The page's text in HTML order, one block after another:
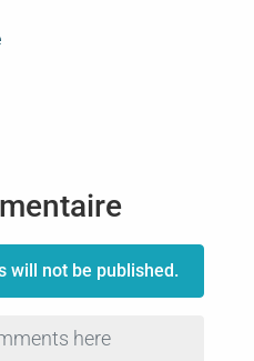
will not be published.